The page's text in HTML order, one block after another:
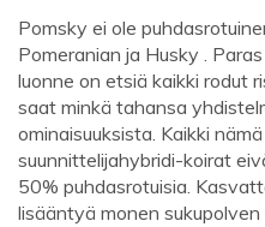
Pomsky ei ole
Pomeranian ja Husky .
luonne on etsiä kaikki rodut
saat minkä tahansa
ominaisuuksista. Kaikki
suunnittelijahybridi-koirat
50% puhdasrotuisia.
lisääntyä monen sukupolven